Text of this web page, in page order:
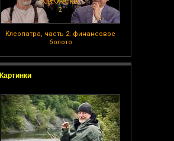
Клеопатра, часть 2: финансовое
болото
Картинки